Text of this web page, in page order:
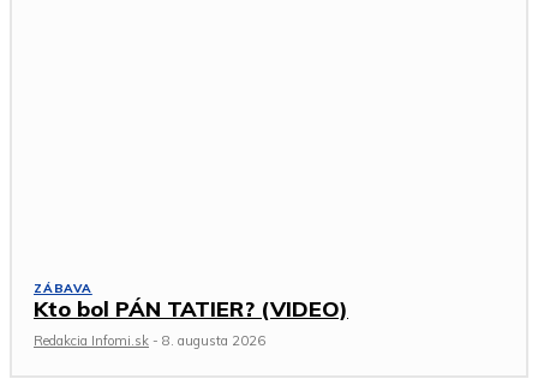
ZÁBAVA
Kto bol PÁN TATIER? (VIDEO)
Redakcia Infomi.sk - 8. augusta 2026